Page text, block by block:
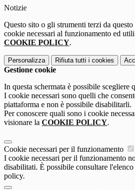
Notizie
Questo sito o gli strumenti terzi da
cookie necessari al funzionamento ed
COOKIE POLICY.
Personalizza Rifiuta tutti i cookies
Gestione cookie
In questa schermata è possibile scegliere
I cookie necessari sono quelli che
piattaforma e non è possibile disabilitarli.
Per conoscere quali sono i cookie
visionare la COOKIE POLICY.
Cookie necessari per il funzionamento
I cookie necessari per il funzionamento
disabilitati. È possibile consultare
policy.